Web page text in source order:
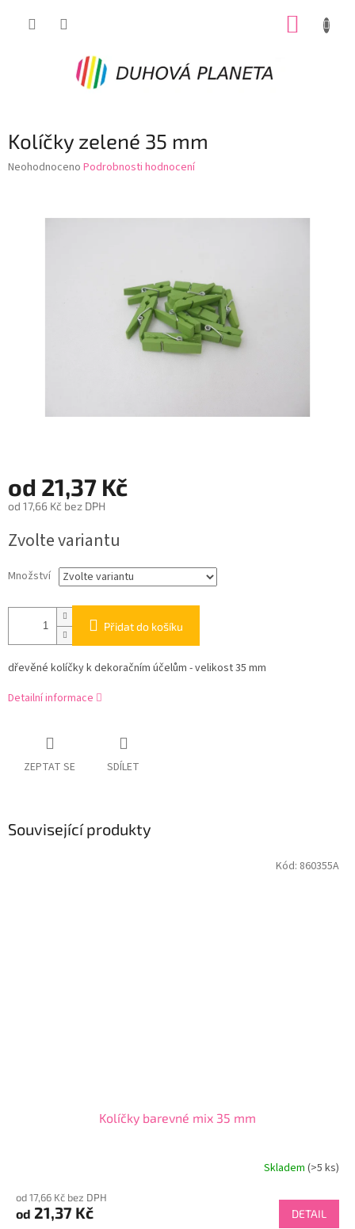
Kolíčky zelené 35 mm
Průměrné
Neohodnoceno Podrobnosti hodnocení
od 21,37 Kč
od 17,66 Kč bez DPH
cena:
Zvolte variantu
Množství
Přidat do košíku
dřevěné kolíčky k dekoračním účelům - velikost 35 mm
Detailní informace
ZEPTAT SE SDÍLET
Související produkty
Kolíčky barevné mix 35 mm
Skladem (>5 ks)
od 17,66 Kč bez DPH
od 21,37 Kč DETAIL
Kód: 860355A